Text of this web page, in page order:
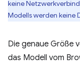
keine
Modells werden keine
Die genaue Größe
das Modell vom